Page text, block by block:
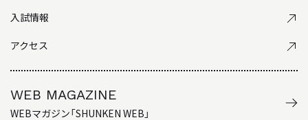
入試情報
アクセス
WEB MAGAZINE
WEBマガジン「SHUNKEN WEB」